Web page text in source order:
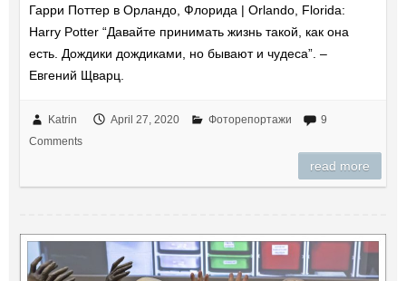
Гарри Поттер в Орландо, Флорида | Orlando, Florida:
Harry Potter “Давайте принимать жизнь такой, как она
есть. Дождики дождиками, но бывают и чудеса”. –
Евгений Щварц.
Katrin April 27, 2020 Фоторепортажи
9
Comments
read more